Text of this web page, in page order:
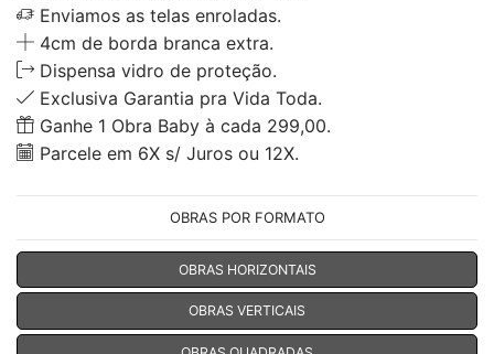
Enviamos as telas enroladas.
4cm de borda branca extra.
Dispensa vidro de proteção.
Exclusiva Garantia pra Vida Toda.
Ganhe 1 Obra Baby à cada 299,00.
Parcele em 6X s/ Juros ou 12X.
OBRAS POR FORMATO
OBRAS HORIZONTAIS
OBRAS VERTICAIS